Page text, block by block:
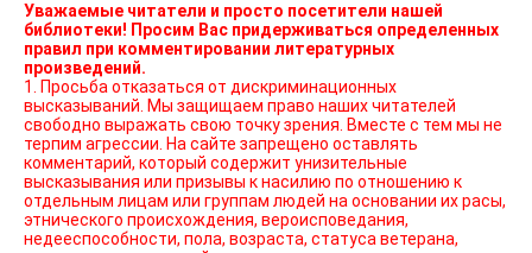
Уважаемые читатели и просто посетители нашей
библиотеки! Просим Вас придерживаться определенных
правил при комментировании литературных
произведений.
1. Просьба отказаться от дискриминационных
высказываний. Мы защищаем право наших читателей
свободно выражать свою точку зрения. Вместе с тем мы не
терпим агрессии. На сайте запрещено оставлять
комментарий, который содержит унизительные
высказывания или призывы к насилию по отношению к
отдельным лицам или группам людей на основании их расы,
этнического происхождения, вероисповедания,
недееспособности, пола, возраста, статуса ветерана,